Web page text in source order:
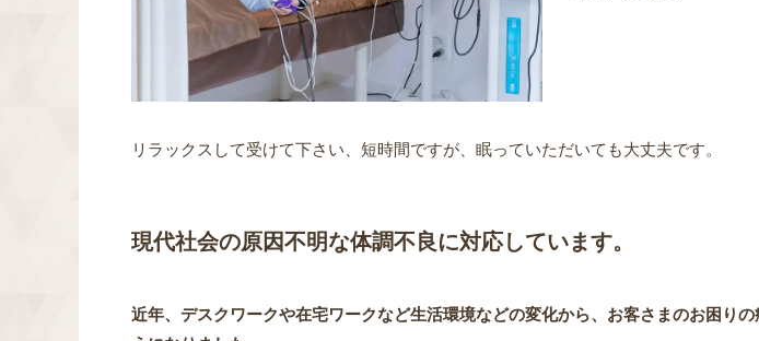
リラックスして受けて下さい、短時間ですが、眠っていただいても大丈夫です。
現代社会の原因不明な体調不良に対応しています。
近年、デスクワークや在宅ワークなど生活環境などの変化から、お客さまのお困り